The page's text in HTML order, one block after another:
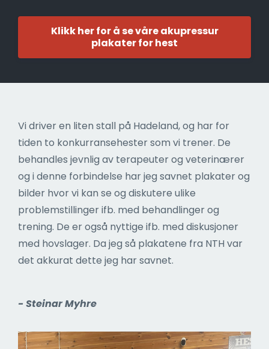
Klikk her for å se våre akupressur
plakater for hest
Vi driver en liten stall på Hadeland, og har for
tiden to konkurransehester som vi trener. De
behandles jevnlig av terapeuter og veterinærer
og i denne forbindelse har jeg savnet plakater og
bilder hvor vi kan se og diskutere ulike
problemstillinger ifb. med behandlinger og
trening. De er også nyttige ifb. med diskusjoner
med hovslager. Da jeg så plakatene fra NTH var
det akkurat dette jeg har savnet.
- Steinar Myhre